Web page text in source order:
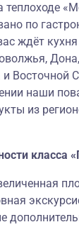
теплоходе
по
ждёт
и Восточной
наши
из
класса